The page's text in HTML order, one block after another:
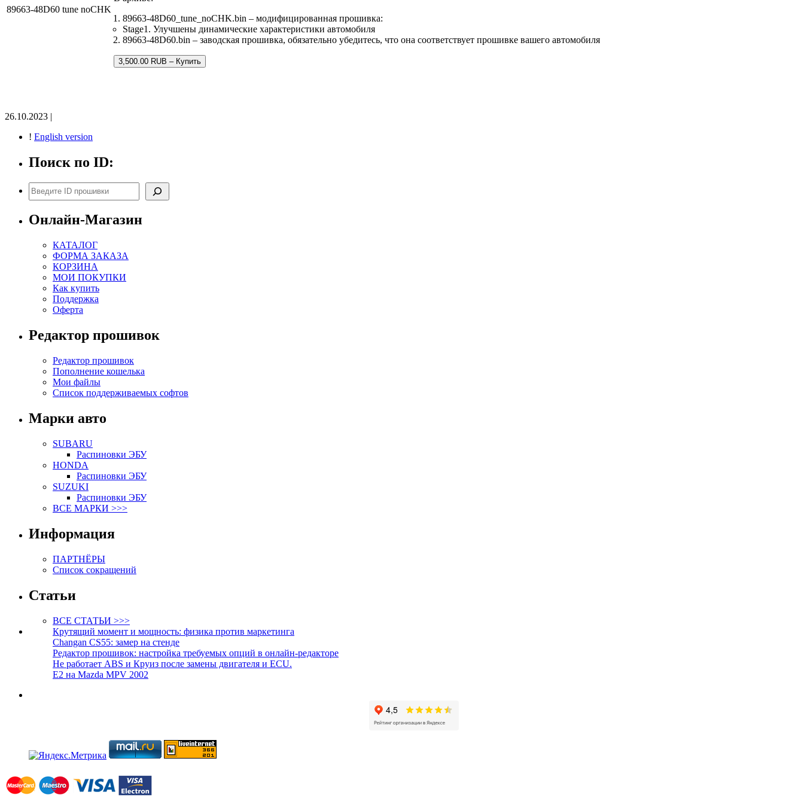
89663-48D60 tune noCHK
89663-48D60_tune_noCHK.bin – модифицированная прошивка:
Stage1. Улучшены динамические характеристики автомобиля
89663-48D60.bin – заводская прошивка, обязательно убедитесь, что она соответствует прошивке вашего автомобиля
3,500.00 RUB – Купить
26.10.2023 |
! English version
Поиск по ID:
Поиск
Онлайн-Магазин
КАТАЛОГ
ФОРМА ЗАКАЗА
КОРЗИНА
МОИ ПОКУПКИ
Как купить
Поддержка
Оферта
Редактор прошивок
Редактор прошивок
Пополнение кошелька
Мои файлы
Список поддерживаемых софтов
Марки авто
SUBARU
Распиновки ЭБУ
HONDA
Распиновки ЭБУ
SUZUKI
Распиновки ЭБУ
ВСЕ МАРКИ >>>
Информация
ПАРТНЁРЫ
Список сокращений
Статьи
ВСЕ СТАТЬИ >>>
Крутящий момент и мощность: физика против маркетинга
Changan CS55: замер на стенде
Редактор прошивок: настройка требуемых опций в онлайн-редакторе
Не работает ABS и Круиз после замены двигателя и ECU.
E2 на Mazda MPV 2002